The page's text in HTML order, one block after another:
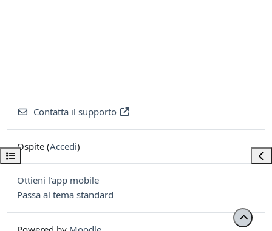
Apri indice del corso
Contatta il supporto
Ospite (Accedi)
Ottieni l'app mobile
Passa al tema standard